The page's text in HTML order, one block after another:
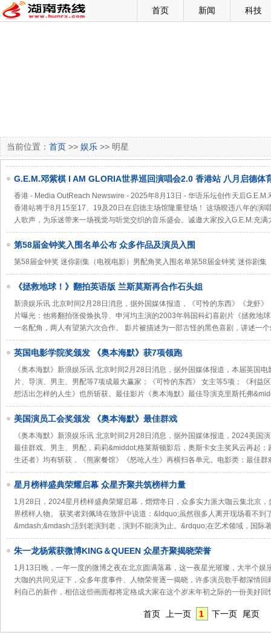
首页 新闻 科技
当前位置： 首页 >> 娱乐 >> 明星
G.E.M.邓紫棋 I AM GLORIA世界巡回演唱会2.0 香港站 八月启德体
香港 - Media OutReach Newswire - 2025年8月13日 - 华语乐坛创作天后G.E.M.
香港站将于8月15至17、19及20日在启德主场馆隆重登场！ 这场暌违八年的演
人歌声，为乐迷带来一场视觉与听觉交织的音乐盛会。诚邀大家投入G.E.M.充
第58届金钟奖入围名单公布 众多作品及演员入围
第58届金钟奖 迷你剧集（电视电影）男配角奖入围名单第58届金钟奖 迷你剧集
《拯救地球！》翻拍英语版 兰斯莫斯再合作石头姐
新浪娱乐讯 北京时间2月28日消息，据外国媒体报道，《可怜的东西》《龙虾
片曝光：他将翻拍张俊焕执导、申河均主演的2003年韩国科幻喜剧片《拯救地
一名配角，两人有望第六次合作。 影片被描述为一部古怪的黑色喜剧，讲述一
英国电影学院奖颁发 《奥本海默》获7项领跑
《奥本海默》新浪娱乐讯 北京时间2月28日消息，据外国媒体报道，本届英国
片、导演、男主、男配等7项成最大赢家；《可怜的东西》 女主等5项；《利益
想活出怎样的人生》也所斩获。最佳影片《奥本海默》最佳导演克里斯托弗
美国演员工会奖颁发 《奥本海默》最佳群戏
《奥本海默》新浪娱乐讯 北京时间2月28日消息，据外国媒体报道，2024美国
最佳群戏、男主、男配，莉莉&middot;格莱斯顿影后，奥斯卡女主奖风云再起
生还者》均有斩获，《熊家餐馆》《怒呛人生》再横扫各单元。电影类：最佳群
星月榜样盛典荣耀启幕 众星齐聚共筑榜样力量
1月28日，2024星月榜样盛典荣耀启幕，熠熠冬日，众多实力派大咖云集北京
界榜样人物。 获奖者刘佩琦在致辞中说道：&ldquo;虽然很多人离开现场看不到
&mdash;&mdash;活到老演到老，演到不能演为止。&rdquo;在艺术领域，国际
朱一龙杨紫获微博KING＆QUEEN 众星齐聚揭晓荣誉
1月13日晚，一年一度的微博之夜在北京圆满落幕，这一夜星光璀璨，大半个娱
大咖的共同见证下，众多年度事件、人物荣誉逐一揭晓，许多演员歌手都深情
利自己的新作，相信这些画面都将定格成大家在这个岁末年初之际的一份美好回
首页 上一页 1 下一页 尾页